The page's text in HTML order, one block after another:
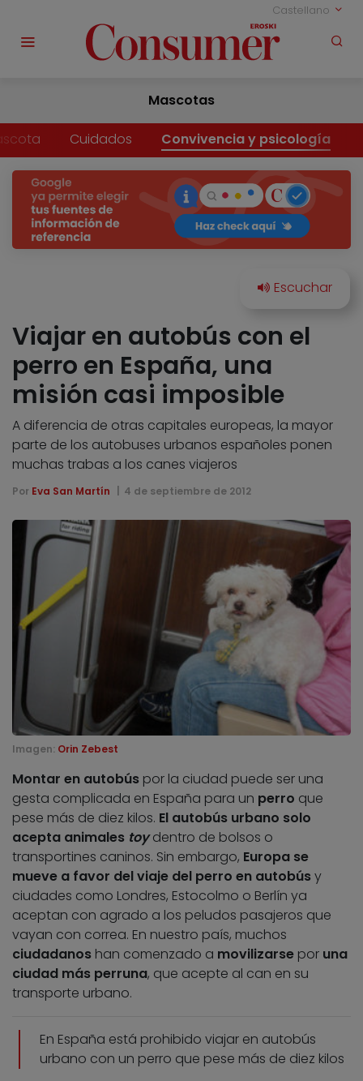
Castellano
Mascotas
Cuidados Convivencia y psicología
Viajar en autobús con el
perro en España, una
misión casi imposible
A diferencia de otras capitales europeas, la mayor
parte de los autobuses urbanos españoles ponen
muchas trabas a los canes viajeros
Por Eva San Martín 4 de septiembre de 2012
Imagen: Orin Zebest
Montar en autobús por la ciudad puede ser una
gesta complicada en España para un perro que
pese más de diez kilos. El autobús urbano solo
acepta animales toydentro de bolsos o
transportines caninos. Sin embargo, Europa se
mueve a favor del viaje del perro en autobúsy
ciudades como Londres, Estocolmo o Berlín ya
aceptan con agrado a los peludos pasajeros que
vayan con correa. En nuestro país, muchos
ciudadanos han comenzado a movilizarse por una
ciudad más perruna, que acepte al can en su
transporte urbano.
En España está prohibido viajar en autobús
urbano con un perro que pese más de diez kilos